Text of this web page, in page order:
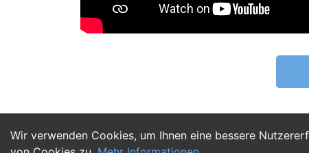
Wir verwenden Cookies, um Ihnen eine bessere